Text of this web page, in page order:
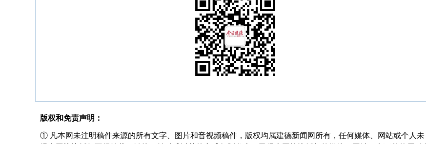
版权和免责声明：
① 凡本网未注明稿件来源的所有文字、图片和音视频稿件，版权均属建德新闻网所有，任何媒体、网站或个人未